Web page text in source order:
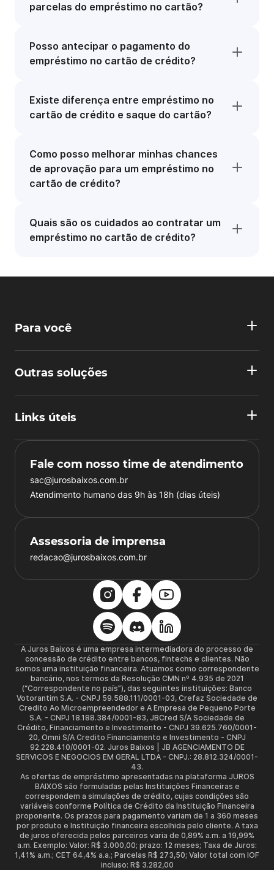
parcelas do empréstimo no cartão?
Posso antecipar o pagamento do
empréstimo no cartão de crédito?
Existe diferença entre empréstimo no
cartão de crédito e saque do cartão?
Como posso melhorar minhas chances
de aprovação para um empréstimo no
cartão de crédito?
Quais são os cuidados ao contratar um
empréstimo no cartão de crédito?
Para você
Outras soluções
Links úteis
Fale com nosso time de atendimento
sac@jurosbaixos.com.br
Atendimento humano das 9h às 18h (dias úteis)
Assessoria de imprensa
redacao@jurosbaixos.com.br
A Juros Baixos é uma empresa intermediadora do processo de
concessão de crédito entre bancos, fintechs e clientes. Não
somos uma instituição financeira. Atuamos como correspondente
bancário, nos termos da Resolução CMN nº 4.935 de 2021
(“Correspondente no país”), das seguintes instituições: Banco
Votorantim S.A. - CNPJ 59.588.111/0001-03, Crefaz Sociedade de
Credito Ao Microempreendedor e A Empresa de Pequeno Porte
S.A. - CNPJ 18.188.384/0001-83, JBCred S/A Sociedade de
Crédito, Financiamento e Investimento - CNPJ 39.625.760/0001-
20, Omni S/A Credito Financiamento e Investimento - CNPJ
92.228.410/0001-02. Juros Baixos | JB AGENCIAMENTO DE
SERVICOS E NEGOCIOS EM GERAL LTDA - CNPJ.: 28.812.324/0001-
43.
As ofertas de empréstimo apresentadas na plataforma JUROS
BAIXOS são formuladas pelas Instituições Financeiras e
correspondem a simulações de crédito, cujas condições são
variáveis conforme Política de Crédito da Instituição Financeira
proponente. Os prazos para pagamento variam de 1 a 360 meses
por produto e Instituição financeira escolhida pelo cliente. A taxa
de juros oferecida pelos parceiros varia de 0,89% a.m. a 19,99%
a.m. Exemplo: Valor: R$ 3.000,00; prazo: 12 meses; Taxa de Juros:
1,41% a.m.; CET 64,4% a.a.; Parcelas R$ 273,50; Valor total com IOF
incluso: R$ 3.282,00